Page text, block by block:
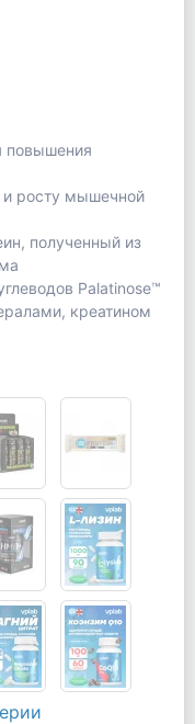
повышения
и росту мышечной
полученный из
Palatinose™
креатином